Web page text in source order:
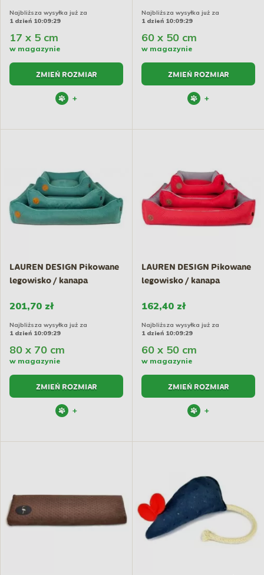
Najbliższa wysyłka już za
1 dzień 10:09:29
17 x 5 cm
w magazynie
ZMIEŃ ROZMIAR
+
Najbliższa wysyłka już za
1 dzień 10:09:29
60 x 50 cm
w magazynie
ZMIEŃ ROZMIAR
+
LAUREN DESIGN Pikowane
legowisko / kanapa
201,70 zł
Najbliższa wysyłka już za
1 dzień 10:09:29
80 x 70 cm
w magazynie
ZMIEŃ ROZMIAR
+
LAUREN DESIGN Pikowane
legowisko / kanapa
162,40 zł
Najbliższa wysyłka już za
1 dzień 10:09:29
60 x 50 cm
w magazynie
ZMIEŃ ROZMIAR
+